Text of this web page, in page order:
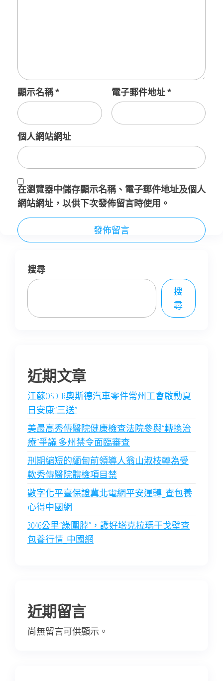
顯示名稱* 電子郵件地址*
個人網站網址
在瀏覽器中儲存顯示名稱、電子郵件地址及個人
網站網址，以供下次發佈留言時使用。
搜尋
搜
尋
近期文章
江蘇OSDER奧斯德汽車零件常州工會啟動夏
日安康“三送”
美最高秀傳醫院健康檢查法院參與“轉換治
療”爭議 多州禁令面臨審查
刑期縮短的緬甸前領導人翁山淑枝轉為受
軟秀傳醫院體檢項目禁
數字化平臺保證冀北電網平安運轉_查包養
心得中國網
3046公里“綠圍脖”，護好塔克拉瑪干戈壁查
包養行情_中國網
近期留言
尚無留言可供顯示。